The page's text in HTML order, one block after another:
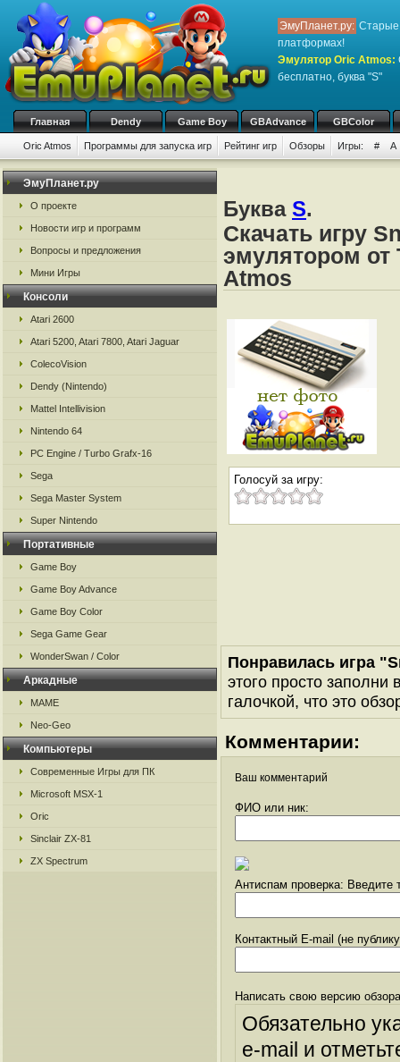
ЭмуПланет.ру: Старые
платформах!
Эмулятор Oric Atmos:
бесплатно, буква "S"
Главная Dendy Game Boy GBAdvance GBColor
Oric Atmos Программы для запуска игр Рейтинг игр Обзоры Игры: # A
ЭмуПланет.ру
О проекте
Новости игр и программ
Вопросы и предложения
Мини Игры
Консоли
Atari 2600
Atari 5200, Atari 7800, Atari Jaguar
ColecoVision
Dendy (Nintendo)
Mattel Intellivision
Nintendo 64
PC Engine / Turbo Grafx-16
Sega
Sega Master System
Super Nintendo
Портативные
Game Boy
Game Boy Advance
Game Boy Color
Sega Game Gear
WonderSwan / Color
Аркадные
MAME
Neo-Geo
Компьютеры
Современные Игры для ПК
Microsoft MSX-1
Oric
Sinclair ZX-81
ZX Spectrum
Буква S.
Скачать игру
эмулятором от
Atmos
Голосуй за игру:
Понравилась игра
этого просто заполни
галочкой, что это
Комментарии:
Ваш комментарий
ФИО или ник:
Антиспам проверка: Введите
Контактный E-mail (не
Написать свою версию
Обязательно
e-mail и